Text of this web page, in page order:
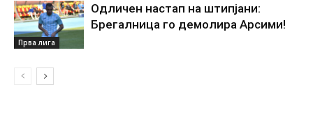
Прва лига
Одличен настап на штипјани:
Брегалница го демолира Арсими!